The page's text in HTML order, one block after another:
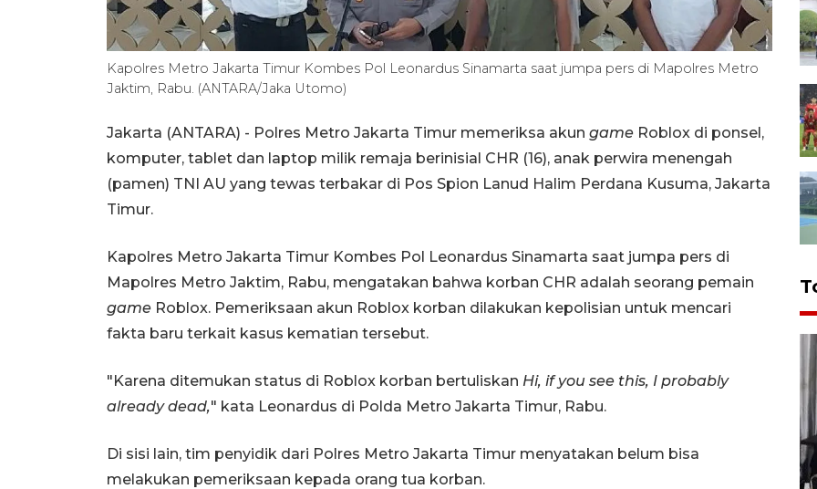
Kapolres Metro Jakarta Timur Kombes Pol Leonardus Sinamarta saat jumpa pers di Mapolres Metro
Jaktim, Rabu. (ANTARA/Jaka Utomo)
Jakarta (ANTARA) - Polres Metro Jakarta Timur memeriksa akun game Roblox di ponsel,
komputer, tablet dan laptop milik remaja berinisial CHR (16), anak perwira menengah
(pamen) TNI AU yang tewas terbakar di Pos Spion Lanud Halim Perdana Kusuma, Jakarta
Timur.
Kapolres Metro Jakarta Timur Kombes Pol Leonardus Sinamarta saat jumpa pers di
Mapolres Metro Jaktim, Rabu, mengatakan bahwa korban CHR adalah seorang pemain
game Roblox. Pemeriksaan akun Roblox korban dilakukan kepolisian untuk mencari
fakta baru terkait kasus kematian tersebut.
"Karena ditemukan status di Roblox korban bertuliskan Hi, if you see this, I probably
already dead," kata Leonardus di Polda Metro Jakarta Timur, Rabu.
Di sisi lain, tim penyidik dari Polres Metro Jakarta Timur menyatakan belum bisa
melakukan pemeriksaan kepada orang tua korban.